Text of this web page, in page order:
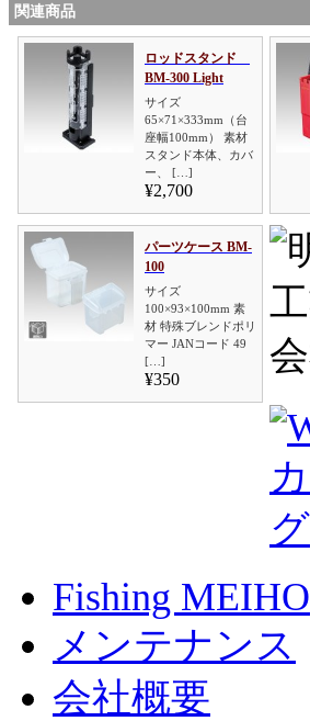
関連商品
ロッドスタンド
BM-300 Light
サイズ
65×71×333mm（台
座幅100mm） 素材
スタンド本体、カバ
ー、 […]
¥2,700
パーツケース BM-
100
サイズ
100×93×100mm 素
材 特殊ブレンドポリ
マー JANコード 49
[…]
¥350
Fishing MEIHO
メンテナンス
会社概要